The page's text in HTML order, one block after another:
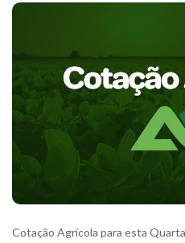
Cotação Agrícola para esta